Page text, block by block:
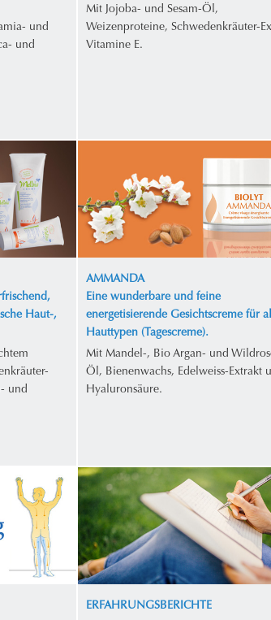
und
und
Mit Jojoba- und Sesam-Öl,
Weizenproteine, Schwedenkräuter-
Vitamine E.
Haut-,
und
AMMANDA
Eine wunderbare und feine
energetisierende Gesichtscreme für
Hauttypen (Tagescreme).
Mit Mandel-, Bio Argan- und
Öl, Bienenwachs, Edelweiss-Extrakt
Hyaluronsäure.
ERFAHRUNGSBERICHTE